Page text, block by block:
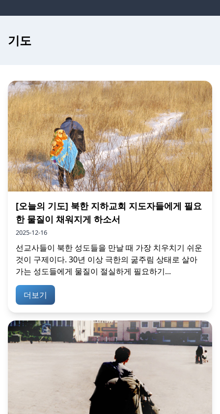
기도
[오늘의 기도] 북한 지하교회 지도자들에게 필요
한 물질이 채워지게 하소서
2025-12-16
선교사들이 북한 성도들을 만날 때 가장 치우치기 쉬운
것이 구제이다. 30년 이상 극한의 굶주림 상태로 살아
가는 성도들에게 물질이 절실하게 필요하기...
더보기